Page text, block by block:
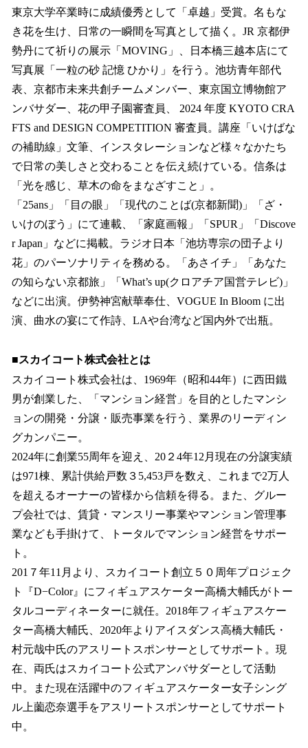
東京大学卒業時に成績優秀として「卓越」受賞。名もな
き花を生け、日常の一瞬間を写真として描く。JR 京都伊
勢丹にて祈りの展示「MOVING」、日本橋三越本店にて
写真展「一粒の砂 記憶 ひかり」を行う。池坊青年部代
表、京都市未来共創チームメンバー、東京国立博物館ア
ンバサダー、花の甲子園審査員、 2024 年度 KYOTO CRA
FTS and DESIGN COMPETITION 審査員。講座「いけばな
の補助線」文筆、インスタレーションなど様々なかたち
で日常の美しさと交わることを伝え続けている。信条は
「光を感じ、草木の命をまなざすこと」。
「25ans」「目の眼」「現代のことば(京都新聞)」「ざ・
いけのぼう」にて連載、「家庭画報」「SPUR」「Discove
r Japan」などに掲載。ラジオ日本「池坊専宗の団子より
花」のパーソナリティを務める。「あさイチ」「あなた
の知らない京都旅」「What’s up(クロアチア国営テレビ)」
などに出演。伊勢神宮献華奉仕、VOGUE In Bloom に出
演、曲水の宴にて作詩、LAや台湾など国内外で出瓶。
■スカイコート株式会社とは
スカイコート株式会社は、1969年（昭和44年）に西田鐵
男が創業した、「マンション経営」を目的としたマンシ
ョンの開発・分譲・販売事業を行う、業界のリーディン
グカンパニー。
2024年に創業55周年を迎え、20２4年12月現在の分譲実績
は971棟、累計供給戸数３5,453戸を数え、これまで2万人
を超えるオーナーの皆様から信頼を得る。また、グルー
プ会社では、賃貸・マンスリー事業やマンション管理事
業なども手掛けて、トータルでマンション経営をサポー
ト。
201７年11月より、スカイコート創立５０周年プロジェク
ト『D−Color』にフィギュアスケーター高橋大輔氏がトー
タルコーディネーターに就任。2018年フィギュアスケー
ター高橋大輔氏、2020年よりアイスダンス高橋大輔氏・
村元哉中氏のアスリートスポンサーとしてサポート。現
在、両氏はスカイコート公式アンバサダーとして活動
中。また現在活躍中のフィギュアスケーター女子シング
ル上薗恋奈選手をアスリートスポンサーとしてサポート
中。